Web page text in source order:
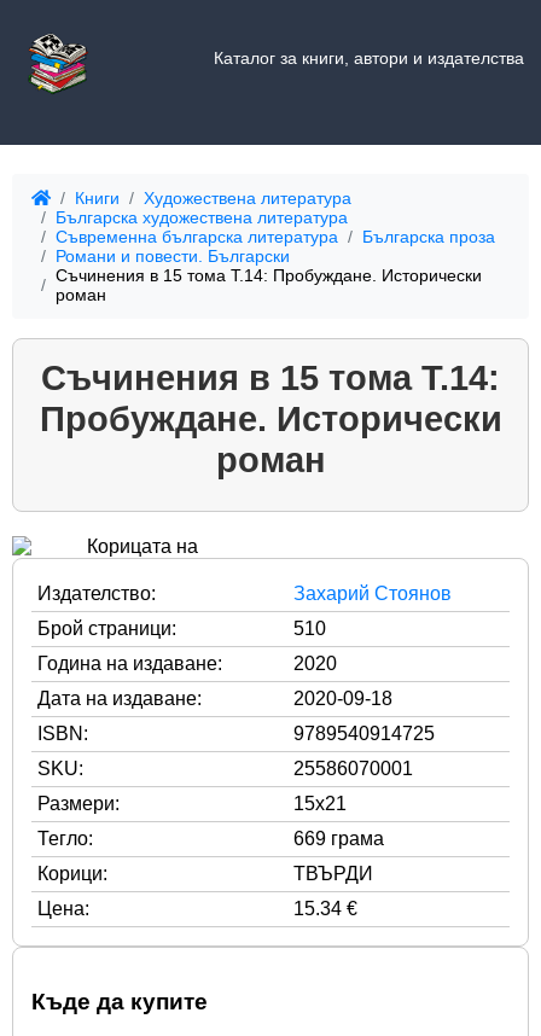
Каталог за книги, автори и издателства
Книги
Художествена литература
Българска художествена литература
Съвременна българска литература
Българска проза
Романи и повести. Български
Съчинения в 15 тома Т.14: Пробуждане. Исторически
роман
Съчинения в 15 тома Т.14:
Пробуждане. Исторически
роман
Издателство:
Захарий Стоянов
Брой страници:
510
Година на издаване:
2020
Дата на издаване:
2020-09-18
ISBN:
9789540914725
SKU:
25586070001
Размери:
15x21
Тегло:
669 грама
Корици:
ТВЪРДИ
Цена:
15.34 €
Къде да купите